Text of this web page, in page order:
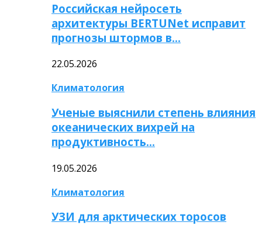
Российская нейросеть
архитектуры BERTUNet исправит
прогнозы штормов в…
22.05.2026
Климатология
Ученые выяснили степень влияния
океанических вихрей на
продуктивность…
19.05.2026
Климатология
УЗИ для арктических торосов